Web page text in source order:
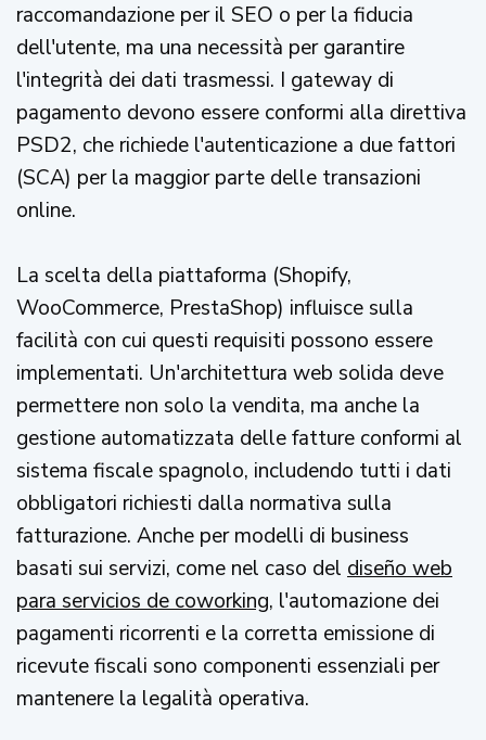
raccomandazione per il SEO o per la fiducia
dell'utente, ma una necessità per garantire
l'integrità dei dati trasmessi. I gateway di
pagamento devono essere conformi alla direttiva
PSD2, che richiede l'autenticazione a due fattori
(SCA) per la maggior parte delle transazioni
online.
La scelta della piattaforma (Shopify,
WooCommerce, PrestaShop) influisce sulla
facilità con cui questi requisiti possono essere
implementati. Un'architettura web solida deve
permettere non solo la vendita, ma anche la
gestione automatizzata delle fatture conformi al
sistema fiscale spagnolo, includendo tutti i dati
obbligatori richiesti dalla normativa sulla
fatturazione. Anche per modelli di business
basati sui servizi, come nel caso del diseño web
para servicios de coworking, l'automazione dei
pagamenti ricorrenti e la corretta emissione di
ricevute fiscali sono componenti essenziali per
mantenere la legalità operativa.